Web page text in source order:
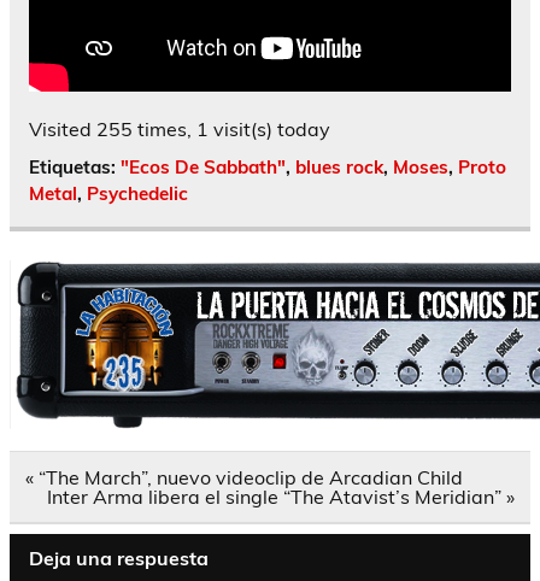
Visited 255 times, 1 visit(s) today
Etiquetas: "Ecos De Sabbath", blues rock, Moses, Proto
Metal, Psychedelic
Navegación
« “The March”, nuevo videoclip de Arcadian Child
Inter Arma libera el single “The Atavist’s Meridian” »
Deja una respuesta